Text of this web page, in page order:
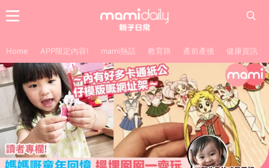
Home APP限定內容! mami熱話 教育路 產前產後 健康資訊